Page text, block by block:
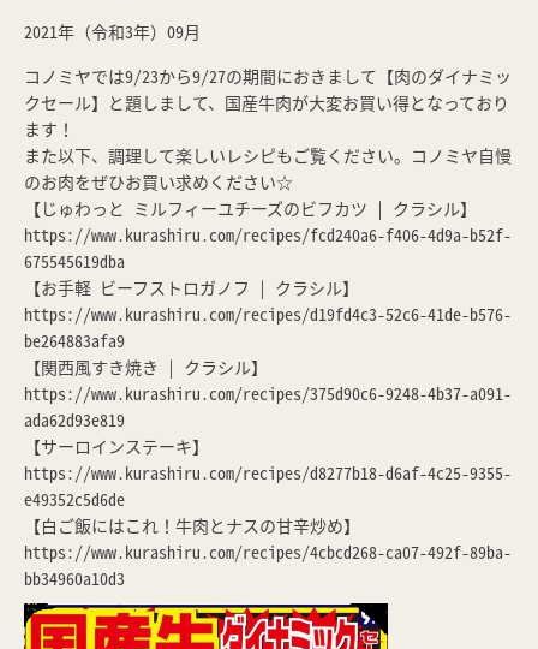
2021年（令和3年）09月
コノミヤでは9/23から9/27の期間におきまして【肉のダイナミッ
クセール】と題しまして、国産牛肉が大変お買い得となっており
ます！
また以下、調理して楽しいレシピもご覧ください。コノミヤ自慢
のお肉をぜひお買い求めください☆
【じゅわっと ミルフィーユチーズのビフカツ | クラシル】
https://www.kurashiru.com/recipes/fcd240a6-f406-4d9a-b52f-
675545619dba
【お手軽 ビーフストロガノフ | クラシル】
https://www.kurashiru.com/recipes/d19fd4c3-52c6-41de-b576-
be264883afa9
【関西風すき焼き | クラシル】
https://www.kurashiru.com/recipes/375d90c6-9248-4b37-a091-
ada62d93e819
【サーロインステーキ】
https://www.kurashiru.com/recipes/d8277b18-d6af-4c25-9355-
e49352c5d6de
【白ご飯にはこれ！牛肉とナスの甘辛炒め】
https://www.kurashiru.com/recipes/4cbcd268-ca07-492f-89ba-
bb34960a10d3